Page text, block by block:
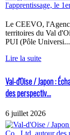
Le CEEVO,
territoires du Val
PUI (Pôle Universi...
Lire la suite
Val-d'Oise / Japon :
des perspectiv...
6 juillet 2026